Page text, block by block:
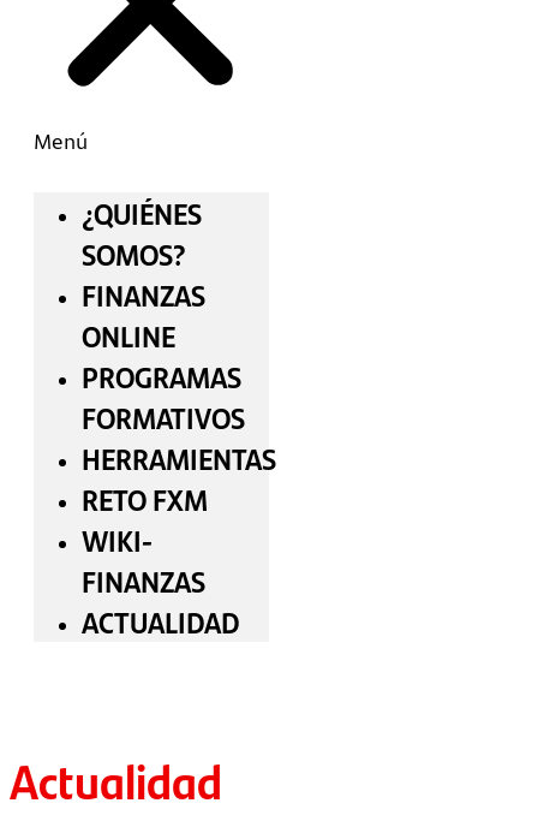
Menú
¿QUIÉNES
SOMOS?
FINANZAS
ONLINE
PROGRAMAS
FORMATIVOS
HERRAMIENTAS
RETO FXM
WIKI-
FINANZAS
ACTUALIDAD
Actualidad